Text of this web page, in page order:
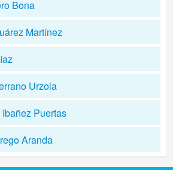
Bona
Martínez
Urzola
Puertas
Aranda